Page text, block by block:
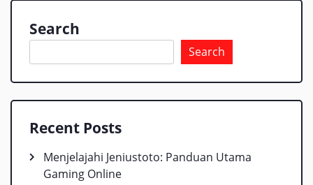
Search
Search
Recent Posts
Menjelajahi Jeniustoto: Panduan Utama
Gaming Online